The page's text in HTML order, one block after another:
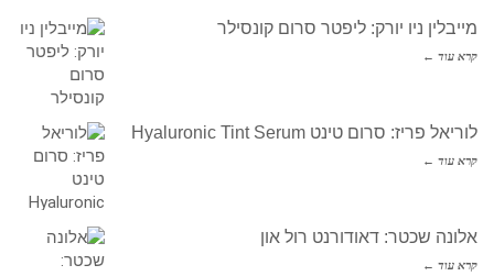
מייבלין ניו יורק: ליפטר סרום קונסילר
קרא עוד ←
לוריאל פריז: סרום טינט Hyaluronic Tint Serum
קרא עוד ←
אלונה שכטר: דאודורנט רול און
קרא עוד ←